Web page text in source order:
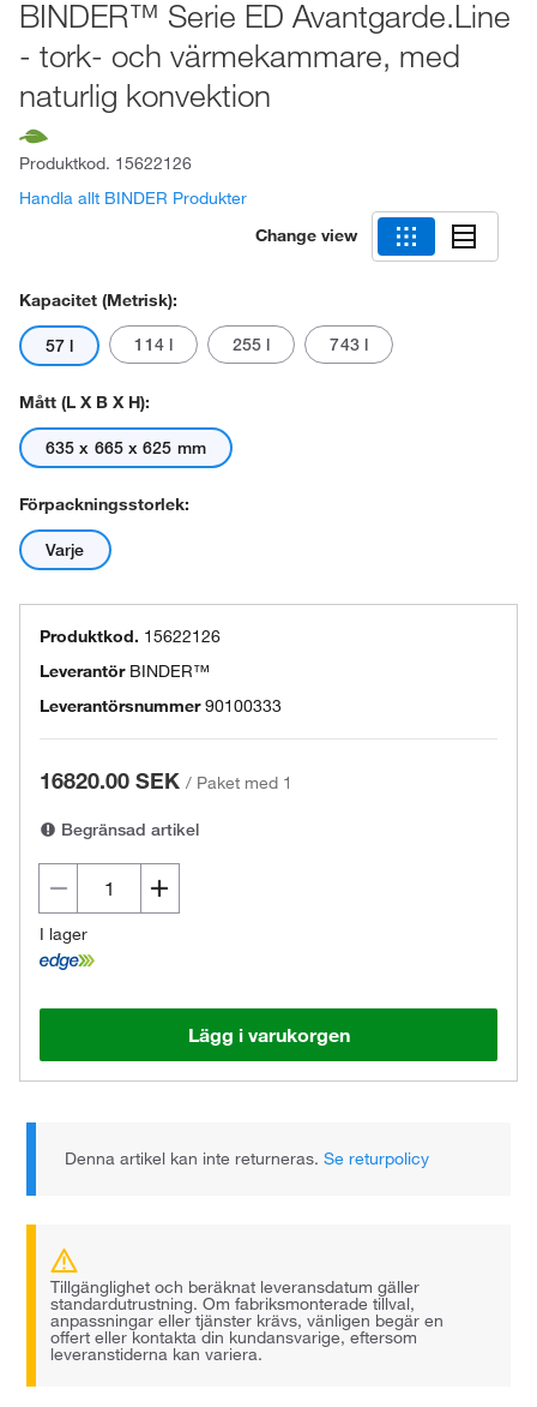
BINDER™ Serie ED Avantgarde.Line
- tork- och värmekammare, med
naturlig konvektion
Produktkod. 15622126
Handla allt BINDER Produkter
Change view
Kapacitet (metrisk):
57 l 114 l 255 l 743 l
Mått (L X B X H):
635 x 665 x 625 mm
Förpackningsstorlek:
Varje
Produktkod. 15622126
Leverantör BINDER™
Leverantörsnummer 90100333
16820.00 SEK / Paket med 1
Begränsad artikel
I lager
Lägg i varukorgen
Denna artikel kan inte returneras.Se returpolicy
Tillgänglighet och beräknat leveransdatum gäller
standardutrustning. Om fabriksmonterade tillval,
anpassningar eller tjänster krävs, vänligen begär en
offert eller kontakta din kundansvarige, eftersom
leveranstiderna kan variera.